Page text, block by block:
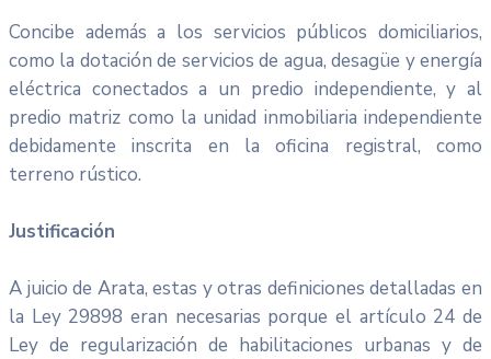
Concibe además a los servicios públicos domiciliarios,
como la dotación de servicios de agua, desagüe y energía
eléctrica conectados a un predio independiente, y al
predio matriz como la unidad inmobiliaria independiente
debidamente inscrita en la oficina registral, como
terreno rústico.
Justificación
A juicio de Arata, estas y otras definiciones detalladas en
la Ley 29898 eran necesarias porque el artículo 24 de
Ley de regularización de habilitaciones urbanas y de